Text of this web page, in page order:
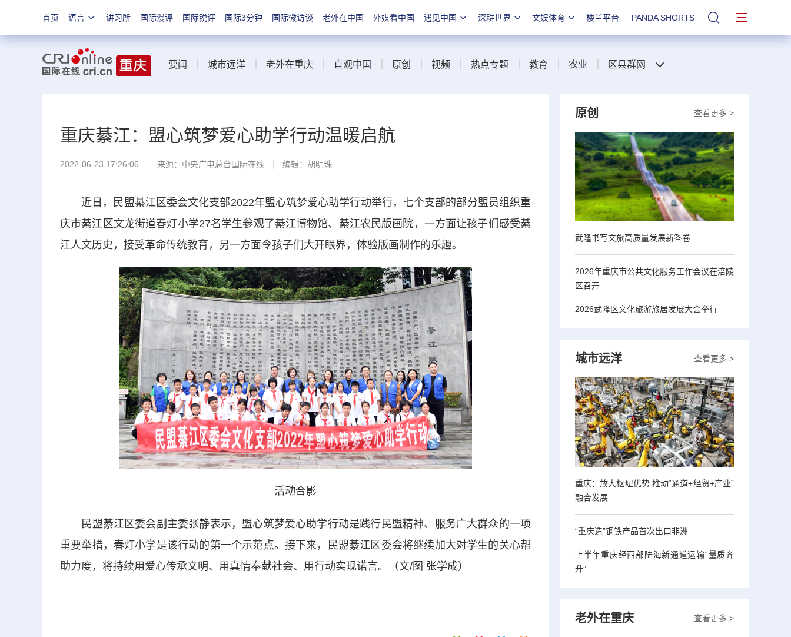
首页 语言 讲习所 国际漫评 国际锐评 国际3分钟 国际微访谈 老外在中国 外媒看中国 遇见中国 深耕世界 文娱体育 楼兰平台 PANDA SHORTS 站内搜索
要闻 城市远洋 老外在重庆 直观中国 原创 视频 热点专题 教育 农业 区县群网
重庆綦江：盟心筑梦爱心助学行动温暖启航
2022-06-23 17:26:06 来源： 中央广电总台国际在线 编辑：胡明珠
近日，民盟綦江区委会文化支部2022年盟心筑梦爱心助学行动举行，七个支部的部分盟员组织重
庆市綦江区文龙街道春灯小学27名学生参观了綦江博物馆、綦江农民版画院，一方面让孩子们感受綦
江人文历史，接受革命传统教育，另一方面令孩子们大开眼界，体验版画制作的乐趣。
活动合影
民盟綦江区委会副主委张静表示，盟心筑梦爱心助学行动是践行民盟精神、服务广大群众的一项
重要举措，春灯小学是该行动的第一个示范点。接下来，民盟綦江区委会将继续加大对学生的关心帮
助力度，将持续用爱心传承文明、用真情奉献社会、用行动实现诺言。（文/图 张学成）
查看更多 >
原创
武隆书写文旅高质量发展新答卷
2026年重庆市公共文化服务工作会议在涪陵
区召开
2026武隆区文化旅游旅居发展大会举行
查看更多 >
城市远洋
重庆：放大枢纽优势 推动“通道+经贸+产业”
融合发展
“重庆造”钢铁产品首次出口非洲
上半年重庆经西部陆海新通道运输“量质齐
升”
查看更多 >
老外在重庆